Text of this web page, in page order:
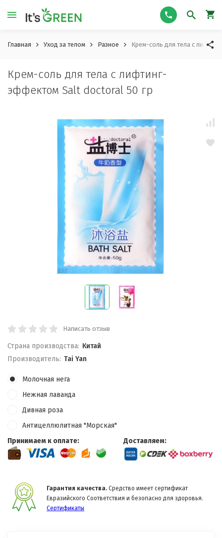
Главная Уход за телом Разное Крем-соль для тела с
Крем-соль для тела с лифтинг-
эффектом Salt doctoral 50 гр
Написать отзыв
Страна производства: Китай
Производитель: Tai Yan
Молочная нега
Нежная лаванда
Дивная роза
Антицеллюлитная "Морская"
Принимаем к оплате:
Доставляем:
Гарантия качества. Средство имеет сертификат
Евразийского Соответствия и безопасно для здоровья.
Сертификаты